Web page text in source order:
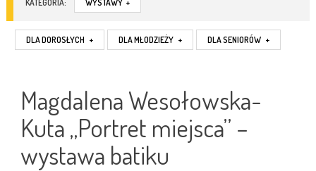
KATEGORIA: WYSTAWY +
DLA DOROSŁYCH + DLA MŁODZIEŻY + DLA SENIORÓW +
Magdalena Wesołowska-
Kuta „Portret miejsca” –
wystawa batiku